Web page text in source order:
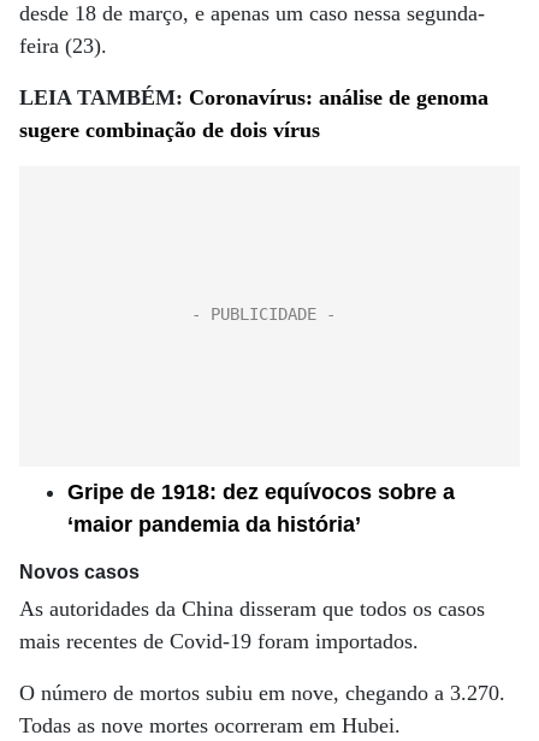
desde 18 de março, e apenas um caso nessa segunda-
feira (23).
LEIA TAMBÉM: Coronavírus: análise de genoma
sugere combinação de dois vírus
Gripe de 1918: dez equívocos sobre a
‘maior pandemia da história’
Novos casos
As autoridades da China disseram que todos os casos
mais recentes de Covid-19 foram importados.
O número de mortos subiu em nove, chegando a 3.270.
Todas as nove mortes ocorreram em Hubei.